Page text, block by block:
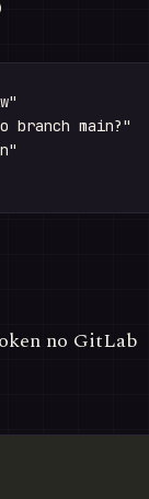
branch main?"
no GitLab